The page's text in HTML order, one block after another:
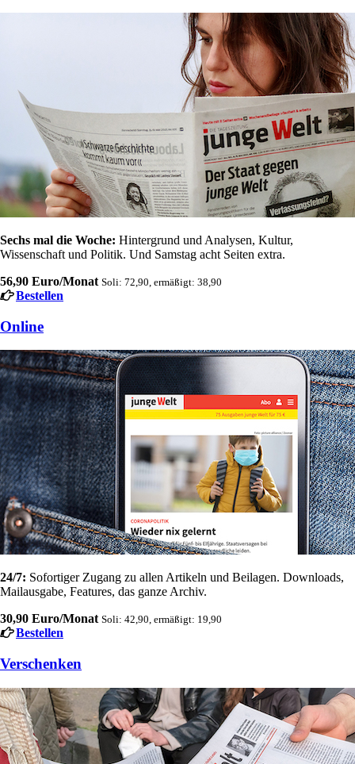
Sechs mal die Woche: Hintergrund und Analysen, Kultur,
Wissenschaft und Politik. Und Samstag acht Seiten extra.
56,90 Euro/Monat Soli: 72,90, ermäßigt: 38,90
Bestellen
Online
24/7: Sofortiger Zugang zu allen Artikeln und Beilagen. Downloads,
Mailausgabe, Features, das ganze Archiv.
30,90 Euro/Monat Soli: 42,90, ermäßigt: 19,90
Bestellen
Verschenken